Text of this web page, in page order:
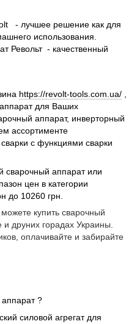
- лучшее решение как для
использования.
Револьт - качественный
https://revolt-tools.com.ua/ ,
для Ваших
аппарат, инверторный
ассортименте
с функциями сварки
сварочный аппарат или
цен в категории
до 10260 грн.
можете купить сварочный
и друних горадах Украины.
, оплачивайте и забирайте
?
силовой агрегат для